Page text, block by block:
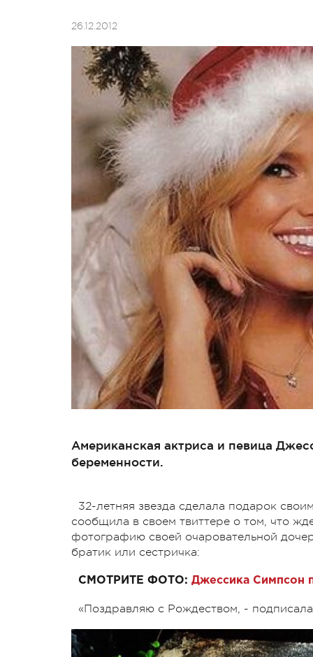
26.12.2012
Американская актриса и певица
беременности.
32-летняя звезда сделала подарок
сообщила в своем твиттере о том, что
фотографию своей очаровательной
братик или сестричка:
СМОТРИТЕ ФОТО: Джессика Симпсон
«Поздравляю с Рождеством, -